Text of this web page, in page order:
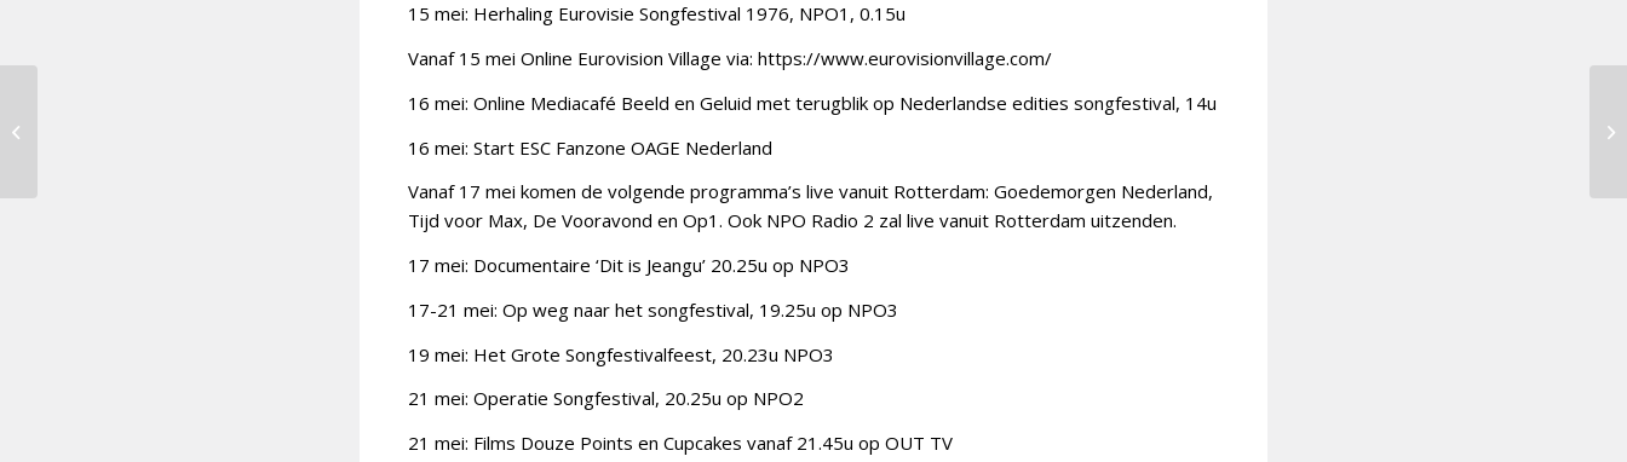
15 mei: Herhaling Eurovisie Songfestival 1976, NPO1, 0.15u
Vanaf 15 mei Online Eurovision Village via: https://www.eurovisionvillage.com/
16 mei: Online Mediacafé Beeld en Geluid met terugblik op Nederlandse edities songfestival, 14u
16 mei: Start ESC Fanzone OAGE Nederland
Vanaf 17 mei komen de volgende programma’s live vanuit Rotterdam: Goedemorgen Nederland,
Tijd voor Max, De Vooravond en Op1. Ook NPO Radio 2 zal live vanuit Rotterdam uitzenden.
17 mei: Documentaire ‘Dit is Jeangu’ 20.25u op NPO3
17-21 mei: Op weg naar het songfestival, 19.25u op NPO3
19 mei: Het Grote Songfestivalfeest, 20.23u NPO3
21 mei: Operatie Songfestival, 20.25u op NPO2
21 mei: Films Douze Points en Cupcakes vanaf 21.45u op OUT TV